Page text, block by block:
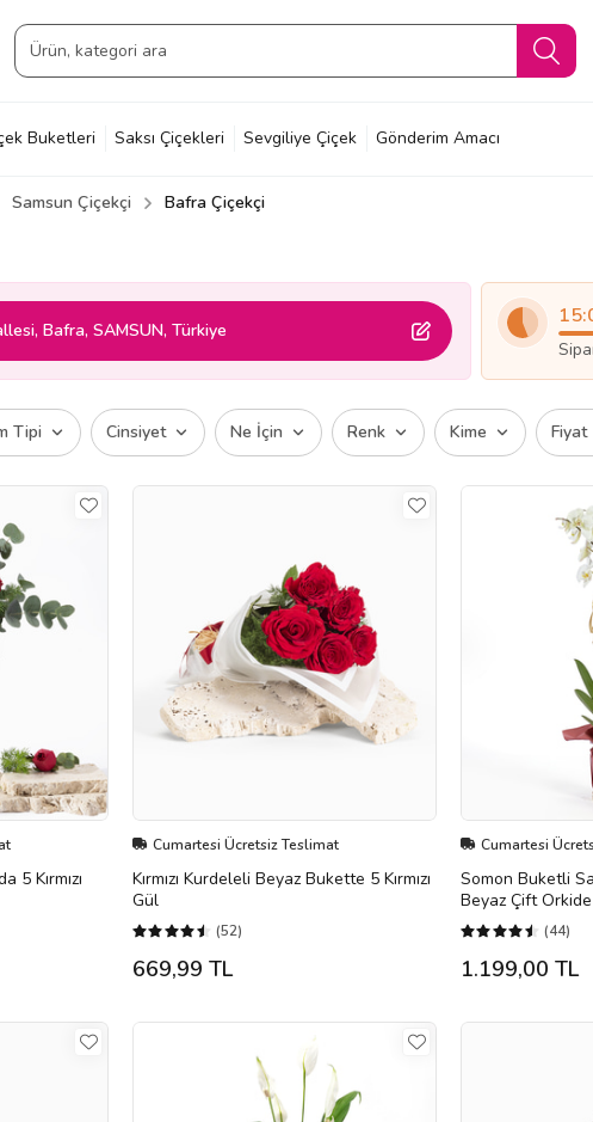
Buketleri Saksı Çiçekleri Sevgiliye Çiçek Gönderim Amacı
Samsun Çiçekçi Bafra Çiçekçi
Bafra, SAMSUN, Türkiye
Tipi Cinsiyet Ne İçin Renk Kime Fiyat
5 Kırmızı
Cumartesi Ücretsiz Teslimat
Kırmızı Kurdeleli Beyaz Bukette 5 Kırmızı
Gül
(52)
669,99 TL
Cumartesi
Somon Buketli
Beyaz Çift Orkide
(44)
1.199,00 TL